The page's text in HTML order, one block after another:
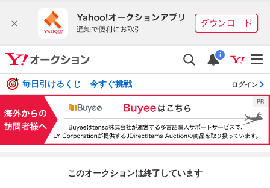
i
毎日引けるくじ 今すぐ挑戦 ログイン
このオークションは終了しています